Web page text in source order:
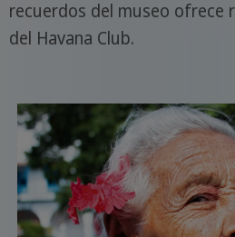
recuerdos del museo ofrece
del Havana Club.